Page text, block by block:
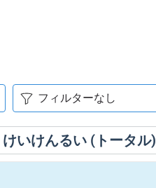
けいけんるい (トータル)